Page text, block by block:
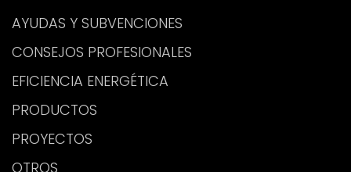
AYUDAS Y SUBVENCIONES
CONSEJOS PROFESIONALES
EFICIENCIA ENERGÉTICA
PRODUCTOS
PROYECTOS
OTROS